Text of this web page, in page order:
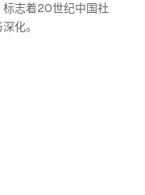
志着20世纪中国社
化。